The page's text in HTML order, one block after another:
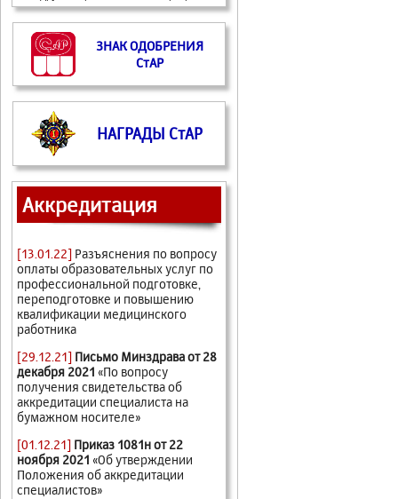
ЗНАК ОДОБРЕНИЯ
СтАР
НАГРАДЫ СтАР
Аккредитация
[13.01.22] Разъяснения по вопросу
оплаты образовательных услуг по
профессиональной подготовке,
переподготовке и повышению
квалификации медицинского
работника
[29.12.21] Письмо Минздрава от 28
декабря 2021 «По вопросу
получения свидетельства об
аккредитации специалиста на
бумажном носителе»
[01.12.21] Приказ 1081н от 22
ноября 2021 «Об утверждении
Положения об аккредитации
специалистов»